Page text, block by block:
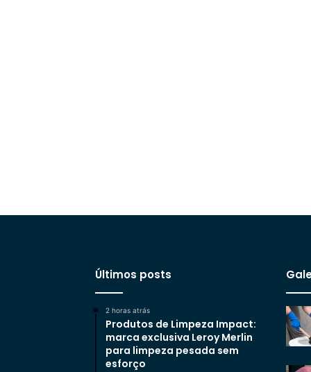
Últimos posts
2 horas atrás
Produtos de Limpeza Impact:
marca exclusiva Leroy Merlin
para limpeza pesada sem
esforço